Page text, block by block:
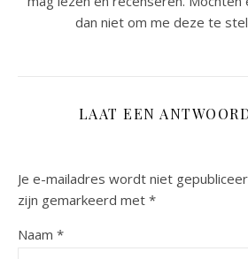
dan niet om me deze te
LAAT EEN
Je e-mailadres wordt niet
zijn gemarkeerd met *
Naam *